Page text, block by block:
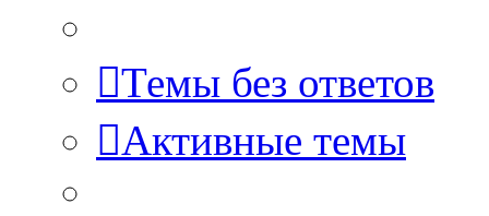
Темы без ответов
Активные темы